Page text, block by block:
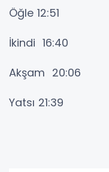
Öğle 12:51
İkindi 16:40
Akşam 20:06
Yatsı 21:39